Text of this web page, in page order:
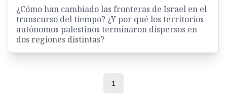
¿Cómo han cambiado las fronteras de Israel en el
transcurso del tiempo? ¿Y por qué los territorios
autónomos palestinos terminaron dispersos en
dos regiones distintas?
1